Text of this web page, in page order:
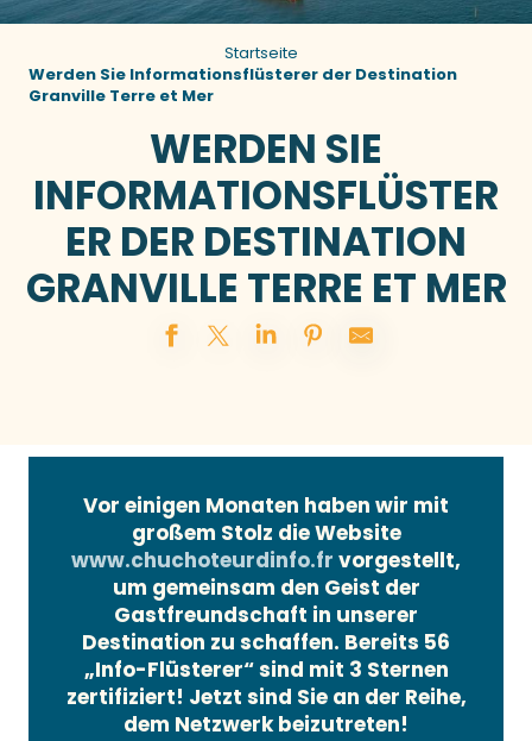
Startseite
Werden Sie Informationsflüsterer der Destination
Granville Terre et Mer
WERDEN SIE
INFORMATIONSFLÜSTER
ER DER DESTINATION
GRANVILLE TERRE ET MER
Vor einigen Monaten haben wir mit
großem Stolz die Website
www.chuchoteurdinfo.fr vorgestellt,
um gemeinsam den Geist der
Gastfreundschaft in unserer
Destination zu schaffen. Bereits 56
„Info-Flüsterer“ sind mit 3 Sternen
zertifiziert! Jetzt sind Sie an der Reihe,
dem Netzwerk beizutreten!